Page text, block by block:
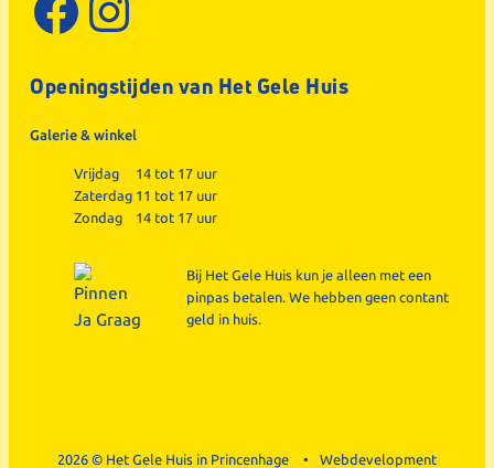
Openingstijden van Het Gele Huis
Galerie & winkel
Vrijdag
14 tot 17 uur
Zaterdag 11 tot 17 uur
Zondag
14 tot 17 uur
Bij Het Gele Huis kun je alleen met een
pinpas betalen. We hebben geen contant
geld in huis.
2026 © Het Gele Huis in Princenhage Webdevelopment